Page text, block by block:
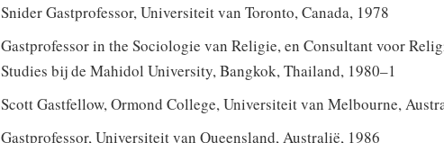
Snider Gastprofessor, Universiteit van Toronto, Canada, 1978
Gastprofessor in the Sociologie van Religie, en Consultant voor
Studies bij de Mahidol University, Bangkok, Thailand, 1980–1
Scott Gastfellow, Ormond College, Universiteit van Melbourne,
Gastprofessor, Universiteit van Queensland, Australië, 1986